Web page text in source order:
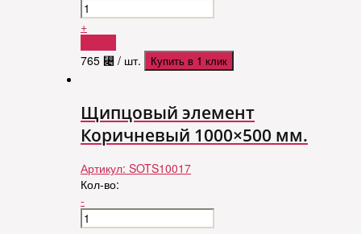
+
765 ⃄ / шт. Купить в 1 клик
Щипцовый элемент
Коричневый 1000×500 мм.
Артикул: SOTS10017
Кол-во:
-